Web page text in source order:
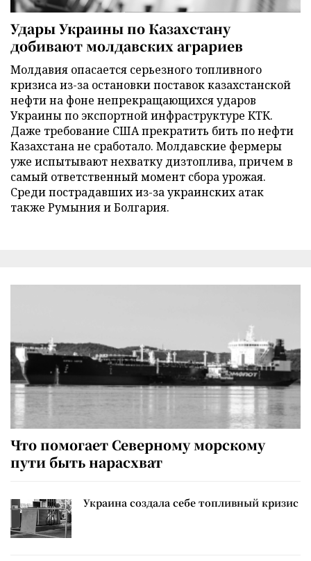
Удары Украины по Казахстану
добивают молдавских аграриев
Молдавия опасается серьезного топливного
кризиса из-за остановки поставок казахстанской
нефти на фоне непрекращающихся ударов
Украины по экспортной инфраструктуре КТК.
Даже требование США прекратить бить по нефти
Казахстана не сработало. Молдавские фермеры
уже испытывают нехватку дизтоплива, причем в
самый ответственный момент сбора урожая.
Среди пострадавших из-за украинских атак
также Румыния и Болгария.
Что помогает Северному морскому
пути быть нарасхват
Украина создала себе топливный кризис